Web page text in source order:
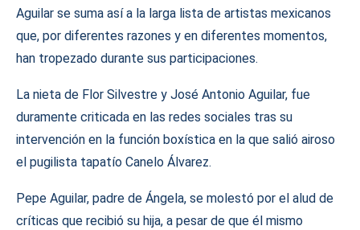
Aguilar se suma así a la larga lista de artistas mexicanos
que, por diferentes razones y en diferentes momentos,
han tropezado durante sus participaciones.
La nieta de Flor Silvestre y José Antonio Aguilar, fue
duramente criticada en las redes sociales tras su
intervención en la función boxística en la que salió airoso
el pugilista tapatío Canelo Álvarez.
Pepe Aguilar, padre de Ángela, se molestó por el alud de
críticas que recibió su hija, a pesar de que él mismo